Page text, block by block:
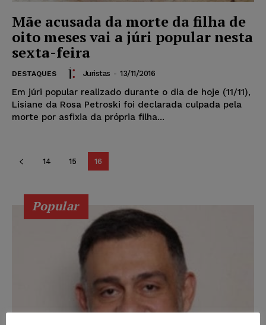
Mãe acusada da morte da filha de
oito meses vai a júri popular nesta
sexta-feira
DESTAQUES Juristas - 13/11/2016
Em júri popular realizado durante o dia de hoje (11/11),
Lisiane da Rosa Petroski foi declarada culpada pela
morte por asfixia da própria filha...
14 15 16
Popular